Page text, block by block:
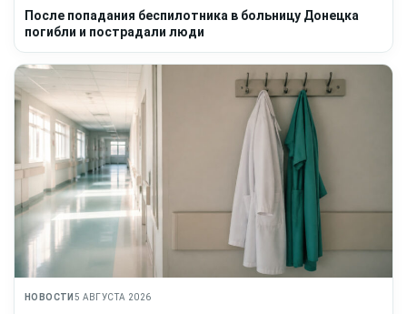
После попадания беспилотника в больницу Донецка
погибли и пострадали люди
НОВОСТИ 5 АВГУСТА 2026